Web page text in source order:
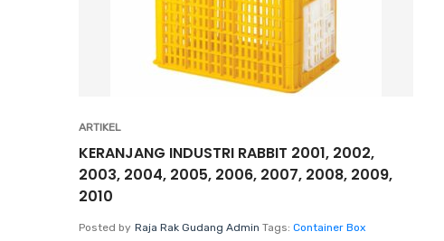
ARTIKEL
KERANJANG INDUSTRI RABBIT 2001, 2002,
2003, 2004, 2005, 2006, 2007, 2008, 2009,
2010
Posted by Raja Rak Gudang Admin Tags: Container Box